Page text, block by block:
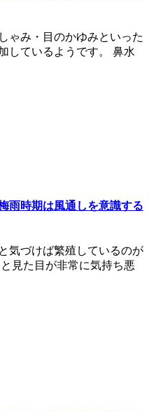
ゃみ・目のかゆみといった
しているようです。 鼻水
雨時期は風通しを意識する
気づけば繁殖しているのが
見た目が非常に気持ち悪